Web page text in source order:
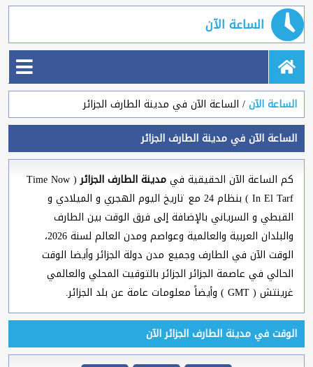
الساعة الآن
الساعة الآن الساعة الآن في مدينة الطارف الجزائر
الساعة الآن في مدينة الطارف الجزائر
كم الساعة الآن الحقيقية فيمدينة الطارف الجزائر ( Time Now
In El Tarf ) بنظام 24 مع تاريخ اليوم الهجري و الميلادي و
القبطي و السرياني بالإضافة إلى فرق الوقت بين الطارف
والبلدان العربية والعالمية وعواصم ومدن العالم لسنة 2026،
الوقت الآن في الطارف وجميع مدن دولة الجزائر وأيضا الوقت
الحالي في عاصمة الجزائر الجزائر بالتوقيت المحلي والعالمي
غرينتش ( GMT ) وأيضاً معلومات عامة عن بلد الجزائر.
الوقت في مدينة الطارف الجزائر الآن